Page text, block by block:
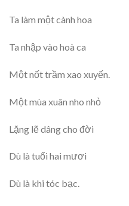
Ta làm một cành hoa
Ta nhập vào hoà ca
Một nốt trầm xao xuyến.
Một mùa xuân nho nhỏ
Lặng lẽ dâng cho đời
Dù là tuổi hai mươi
Dù là khi tóc bạc.